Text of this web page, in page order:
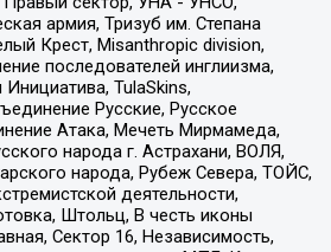
армия, Тризуб им. Степана
Крест, Misanthropic division,
последователей инглиизма,
TulaSkins,
Русские, Русское
Атака, Мечеть Мирмамеда,
народа г. Астрахани, ВОЛЯ,
народа, Рубеж Севера, ТОЙС,
деятельности,
Штольц, В честь иконы
Сектор 16, Независимость,